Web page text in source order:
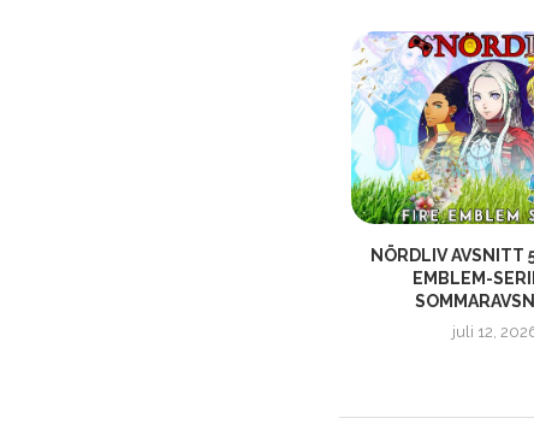
NÖRDLIV AVSNITT
EMBLEM-
juli 12,